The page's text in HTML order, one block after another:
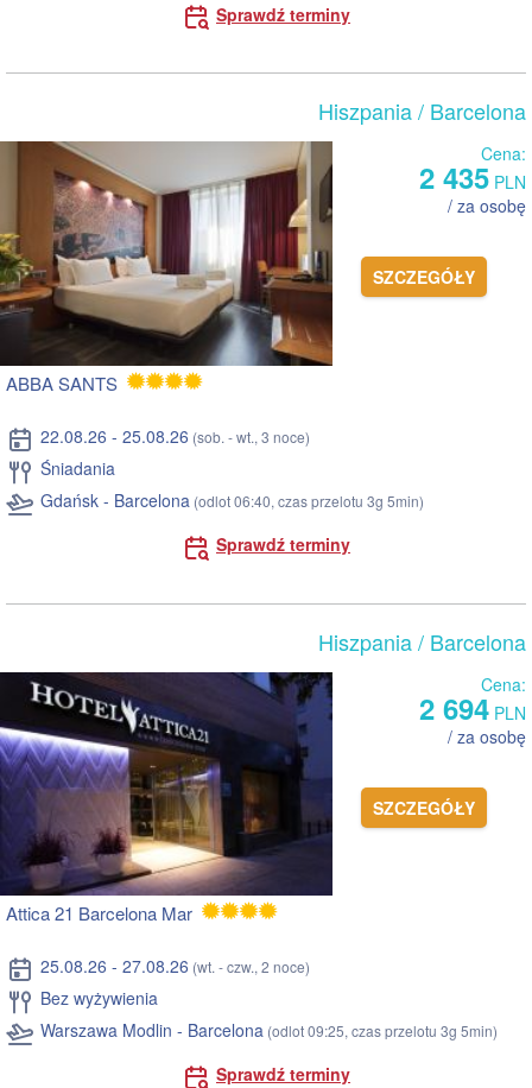
Sprawdź terminy
Hiszpania/ Barcelona
Cena:
2 435 PLN
/ za osobę
SZCZEGÓŁY
ABBA SANTS
22.08.26 - 25.08.26 (sob. - wt., 3 noce)
Śniadania
Gdańsk - Barcelona (odlot 06:40, czas przelotu 3g 5min)
Sprawdź terminy
Hiszpania/ Barcelona
Cena:
2 694 PLN
/ za osobę
SZCZEGÓŁY
Attica 21 Barcelona Mar
25.08.26 - 27.08.26 (wt. - czw., 2 noce)
Bez wyżywienia
Warszawa Modlin - Barcelona (odlot 09:25, czas przelotu 3g 5min)
Sprawdź terminy